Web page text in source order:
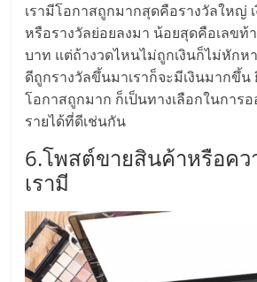
แห่ง
ประเทศไทย,
ThaiSMEsCenter,
รวม
ธุรกิจ
มอี
ไทย,
SMEs,
แฟ
รน
เรามีโอกาสถูกมากสุดคือรางวัลใหญ่
หรือรางวัลย่อยลงมา น้อยสุดคือเลขท้า
บาท แต่ถ้างวดไหนไม่ถูกเงินก็ไม่หักห
ดีถูกรางวัลขึ้นมาเราก็จะมีเงินมากขึ้น
โอกาสถูกมาก ก็เป็นทางเลือกในการ
รายได้ที่ดีเช่นกัน
6.โพสต์ขายสินค้าหรือค
เรามี